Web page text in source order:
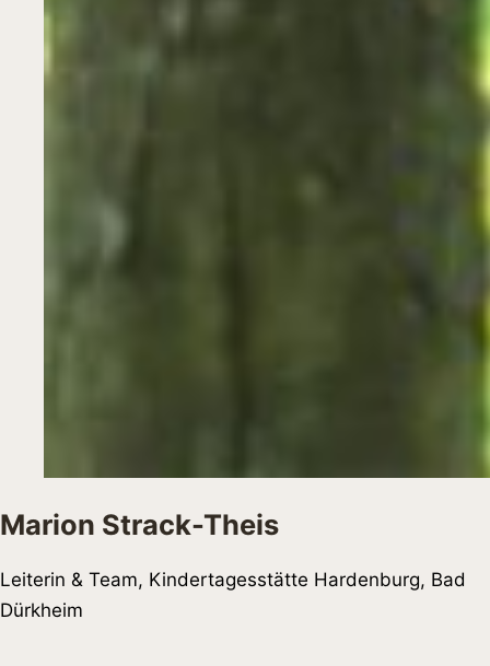
Marion Strack-Theis
Leiterin & Team, Kindertagesstätte Hardenburg, Bad
Dürkheim